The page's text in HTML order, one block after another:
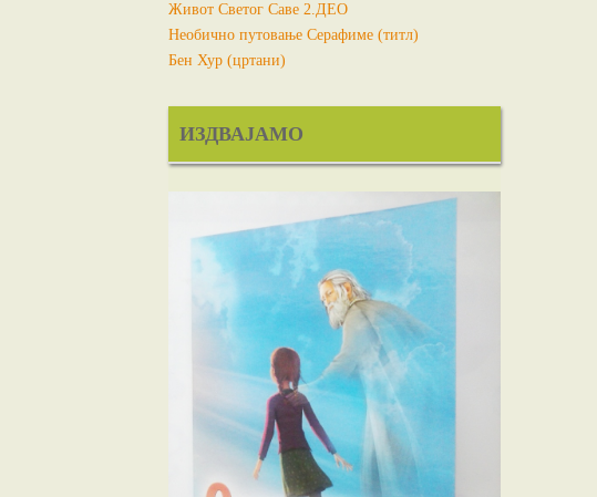
Живот Светог Саве 2.ДЕО
Необично путовање Серафиме (титл)
Бен Хур (цртани)
ИЗДВАЈАМО